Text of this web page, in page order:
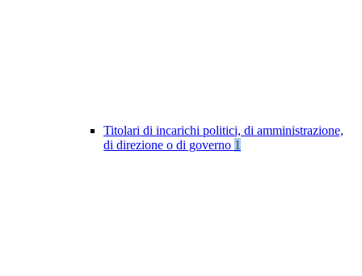
Titolari di incarichi politici, di amministrazione,
di direzione o di governo 1